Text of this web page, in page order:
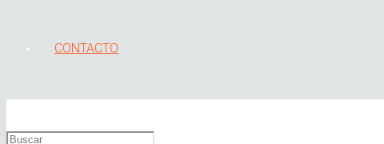
CONTACTO